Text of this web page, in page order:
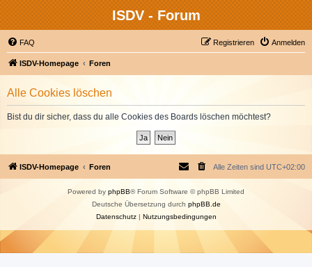
ISDV - Forum
FAQ Anmelden
Registrieren
ISDV-Homepage Foren
Alle Cookies löschen
Bist du dir sicher, dass du alle Cookies des Boards löschen möchtest?
ISDV-Homepage Foren Alle Zeiten sind UTC+02:00
Powered by phpBB® Forum Software © phpBB Limited
Deutsche Übersetzung durch phpBB.de
Datenschutz| Nutzungsbedingungen